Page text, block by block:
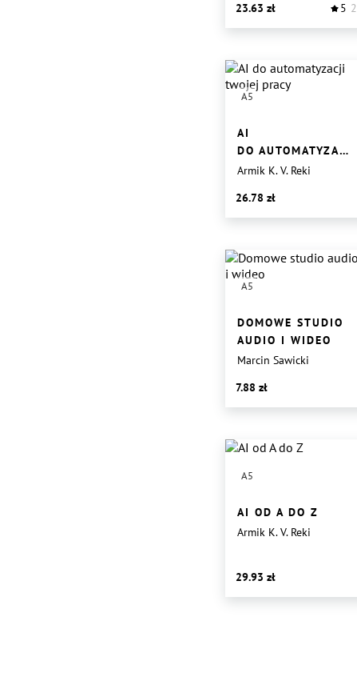
23.63 5 2
A5
AI
DO AUTOMATYZACJI
TWOJEJ PRACY
Armik K. V. Reki
26.78
A5
DOMOWE STUDIO
AUDIO I WIDEO
Marcin Sawicki
7.88
A5
AI OD A DO Z
Armik K. V. Reki
29.93